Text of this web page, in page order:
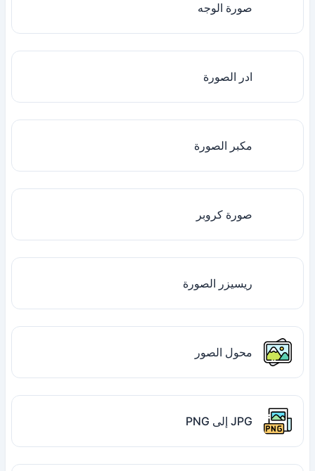
صورة الوجه
ادر الصورة
مكبر الصورة
صورة كروبر
ريسيزر الصورة
محول الصور
JPG إلى PNG